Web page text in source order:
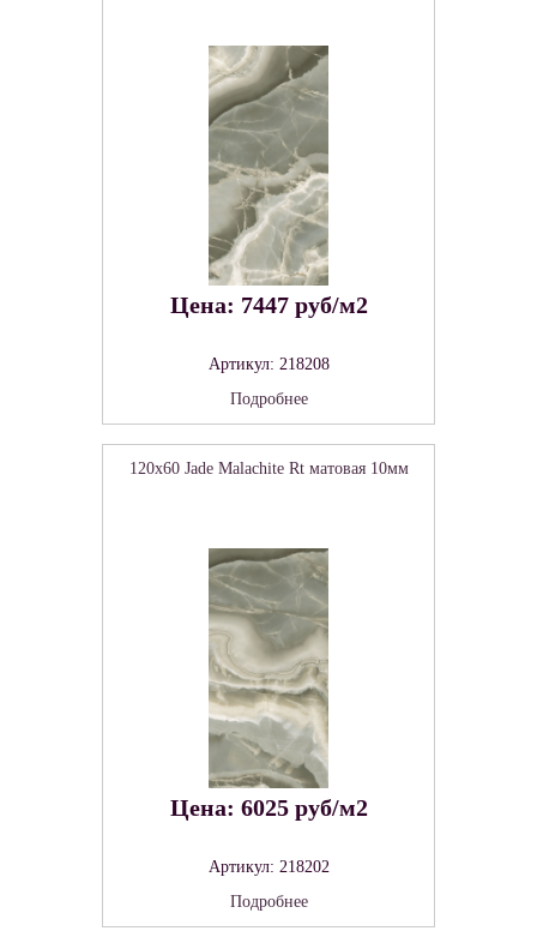
Цена: 7447 руб/м2
Артикул: 218208
Подробнее
120x60 Jade Malachite Rt матовая 10мм
Цена: 6025 руб/м2
Артикул: 218202
Подробнее